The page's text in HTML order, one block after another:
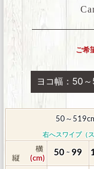
ご希
ヨコ幅：50
50～
右へスワイプ（
50 ～ 99